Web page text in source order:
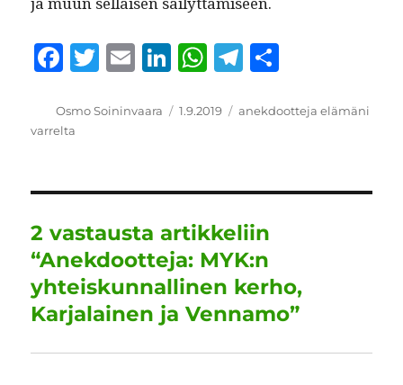
F
c
e
o
o
k
T
it
E
ai
Li
k
I
n
W
at
p
p
T
e
a
m
a
Kirjoittaja
Osmo Soininvaara Julkaistu
1.9.2019 Kategoriat
anekdootteja elämäni
varrelta
2 vastausta artikkeliin
“Anekdootteja: MYK:n
yhteiskunnallinen kerho,
Karjalainen ja Vennamo”